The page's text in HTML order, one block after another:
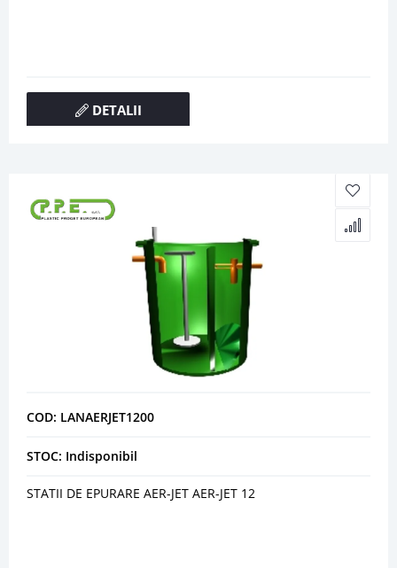
DETALII
COD: LANAERJET1200
STOC: Indisponibil
STATII DE EPURARE AER-JET AER-JET 12